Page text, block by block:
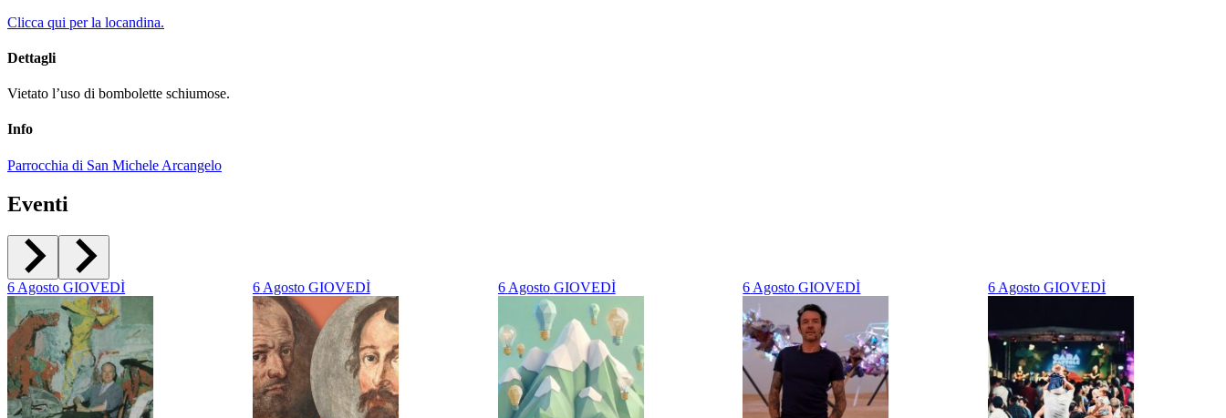
Clicca qui per la locandina.
Dettagli
Vietato l’uso di bombolette schiumose.
Info
Parrocchia di San Michele Arcangelo
Eventi
6 Agosto GIOVEDÌ 6 Agosto GIOVEDÌ 6 Agosto GIOVEDÌ 6 Agosto GIOVEDÌ 6 Agosto GIOVEDÌ